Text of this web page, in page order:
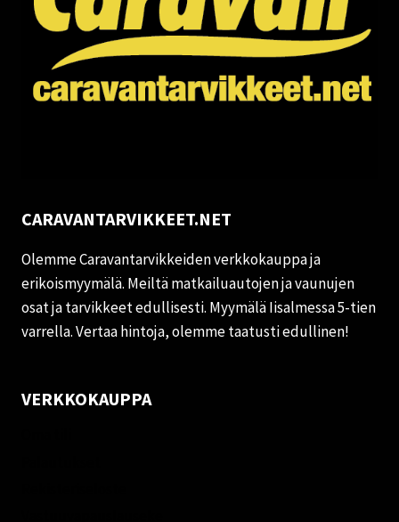
CARAVANTARVIKKEET.NET
Olemme Caravantarvikkeiden verkkokauppa ja
erikoismyymälä. Meiltä matkailuautojen ja vaunujen
osat ja tarvikkeet edullisesti. Myymälä Iisalmessa 5-tien
varrella. Vertaa hintoja, olemme taatusti edullinen!
VERKKOKAUPPA